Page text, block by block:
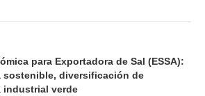
para Exportadora de Sal (ESSA):
sostenible, diversificación de
industrial verde